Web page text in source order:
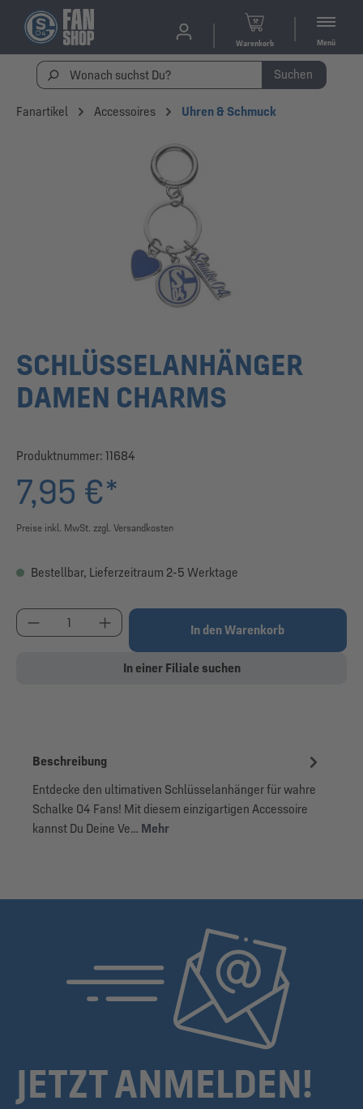
Warenkorb Menü
Suchen
Fanartikel Accessoires Uhren & Schmuck
SCHLÜSSELANHÄNGER
DAMEN CHARMS
Produktnummer: 11684
7,95 €*
Preise inkl. MwSt. zzgl. Versandkosten
Bestellbar, Lieferzeitraum 2-5 Werktage
Produkt Anzahl: Gib den gewünschten Wert ein
In den Warenkorb
In einer Filiale suchen
Beschreibung
Entdecke den ultimativen Schlüsselanhänger für wahre
Schalke 04 Fans! Mit diesem einzigartigen Accessoire
kannst Du Deine Ve… Mehr
JETZT ANMELDEN!